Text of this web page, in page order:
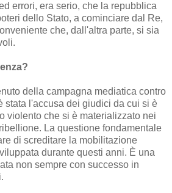
errori, era serio, che la repubblica
dello Stato, a cominciare dal Re,
che, dall'altra parte, si sia
della campagna mediatica contro
stata l'accusa dei giudici da cui si è
violento che si è materializzato nei
La questione fondamentale
di screditare la mobilitazione
durante questi anni. È una
non sempre con successo in